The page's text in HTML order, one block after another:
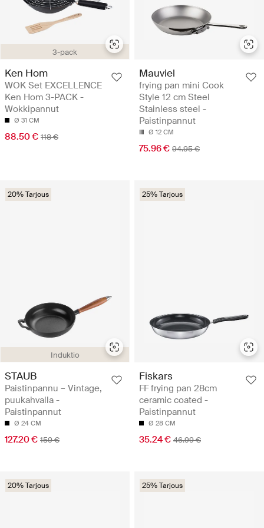
3-pack
Ken Hom
WOK Set EXCELLENCE
Ken Hom 3-PACK -
Wokkipannut
Ø 31 CM
88.50 € 118 €
Mauviel
frying pan mini Cook
Style 12 cm Steel
Stainless steel -
Paistinpannut
Ø 12 CM
75.96 € 94.95 €
Induktio
20% Tarjous
STAUB
Paistinpannu – Vintage,
puukahvalla -
Paistinpannut
Ø 24 CM
127.20 € 159 €
25% Tarjous
Fiskars
FF frying pan 28cm
ceramic coated -
Paistinpannut
Ø 28 CM
35.24 € 46.99 €
20% Tarjous 25% Tarjous